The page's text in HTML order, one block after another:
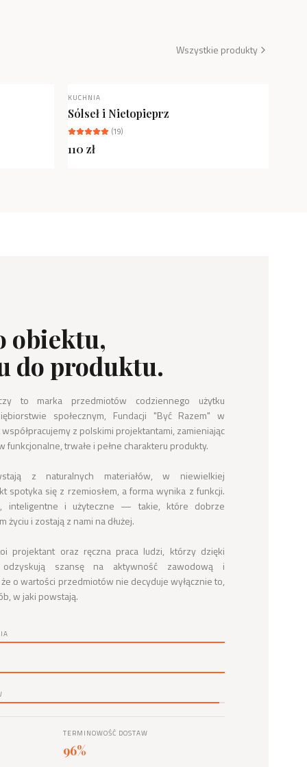
Wszystkie produkty
NOWOŚĆ
KUCHNIA
Sólseł i Nietopieprz
(19)
110 zł
obiektu,
do produktu.
to marka przedmiotów codziennego użytku
społecznym, Fundacji "Być Razem" w
z polskimi projektantami, zamieniając
funkcjonalne, trwałe i pełne charakteru produkty.
z naturalnych materiałów, w niewielkiej
spotyka się z rzemiosłem, a forma wynika z funkcji.
inteligentne i użyteczne — takie, które dobrze
życiu i zostają z nami na dłużej.
projektant oraz ręczna praca ludzi, którzy dzięki
szansę na aktywność zawodową i
o wartości przedmiotów nie decyduje wyłącznie to,
w jaki powstają.
TERMINOWOŚĆ DOSTAW
96%